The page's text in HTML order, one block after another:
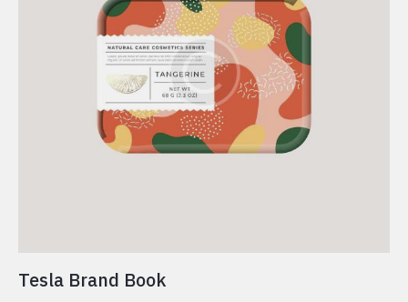
Tesla Brand Book